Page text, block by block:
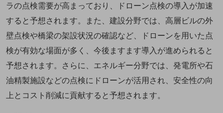
ラの点検需要が高まっており、ドローン点検の導入が加速
すると予想されます。また、建設分野では、高層ビルの外
壁点検や橋梁の架設状況の確認など、ドローンを用いた点
検が有効な場面が多く、今後ますます導入が進められると
予想されます。さらに、エネルギー分野では、発電所や石
油精製施設などの点検にドローンが活用され、安全性の向
上とコスト削減に貢献すると予想されます。